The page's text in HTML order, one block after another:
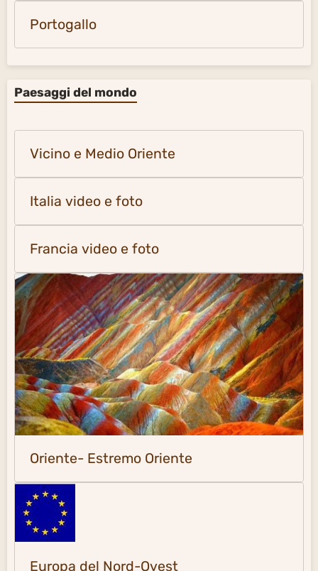
Portogallo
Paesaggi del mondo
Vicino e Medio Oriente
Italia video e foto
Francia video e foto
Oriente- Estremo Oriente
Europa del Nord-Ovest